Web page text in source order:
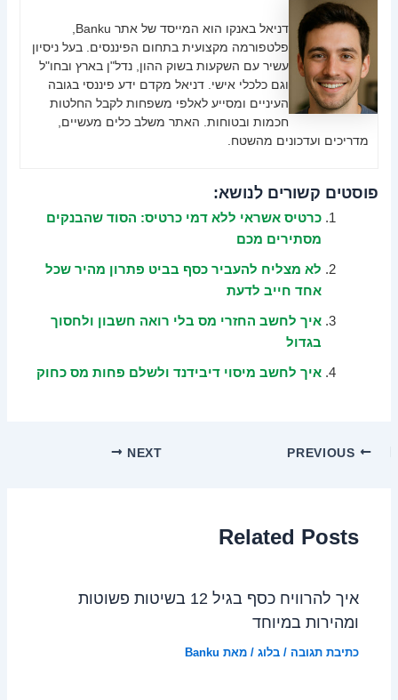
פלטפורמה מקצועית בתחום הפיננסים. בעל ניסיון
עשיר עם השקעות בשוק ההון, נדל"ן בארץ ובחו"ל
וגם כלכלי אישי. דניאל מקדם ידע פיננסי בגובה
העיניים ומסייע לאלפי משפחות לקבל החלטות
חכמות ובטוחות. האתר משלב כלים מעשיים,
מדריכים ועדכונים מהשטח.
פוסטים קשורים לנושא:
כרטיס אשראי ללא דמי כרטיס: הסוד שהבנקים
מסתירים מכם
לא מצליח להעביר כסף בביט פתרון מהיר שכל
אחד חייב לדעת
איך לחשב החזרי מס בלי רואה חשבון ולחסוך
בגדול
איך לחשב מיסוי דיבידנד ולשלם פחות מס כחוק
NEXT
Related Posts
איך להרוויח כסף בגיל 12 בשיטות פשוטות
ומהירות במיוחד
כתיבת תגובה /בלוג / מאת Banku